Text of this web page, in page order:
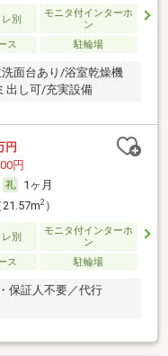
別
モニタ付インターホ
ン
ス 駐輪場
面台あり/浴室乾燥機
出し可/充実設備
円
円
1ヶ月
2）
別
モニタ付インターホ
ン
ス 駐輪場
保証人不要／代行